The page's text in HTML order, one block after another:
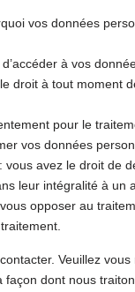
vos données
à vos
droit à tout moment
pour le
vos données
avez le droit de
leur intégralité à un
opposer au
Veuillez
dont nous